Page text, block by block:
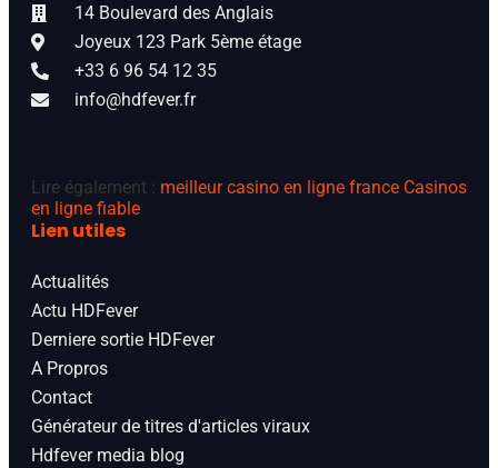
14 Boulevard des Anglais
Joyeux 123 Park 5ème étage
+33 6 96 54 12 35
info@hdfever.fr
Lire également : meilleur casino en ligne france Casinos
en ligne fiable
Lien utiles
Actualités
Actu HDFever
Derniere sortie HDFever
A Propros
Contact
Générateur de titres d'articles viraux
Hdfever media blog